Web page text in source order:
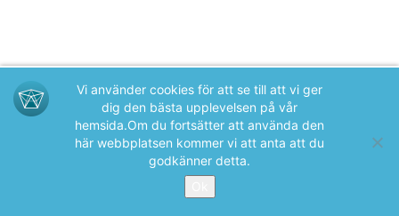
Vi använder cookies för att se till att vi ger
dig den bästa upplevelsen på vår
hemsida.Om du fortsätter att använda den
här webbplatsen kommer vi att anta att du
godkänner detta.